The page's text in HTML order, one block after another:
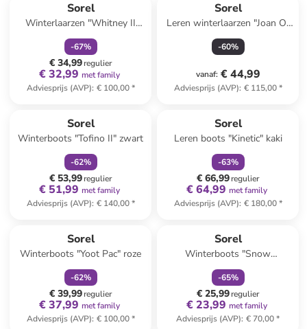
Sorel
Winterlaarzen "Whitney II
Puffy" roze
-67%
€ 34,99regulier
€ 32,99 met family
Adviesprijs (AVP): € 100,00*
Sorel
Leren winterlaarzen "Joan Of
Arctic" grijs
-60%
vanaf: € 44,99
Adviesprijs (AVP): € 115,00*
Sorel
Winterboots "Tofino II" zwart
-62%
€ 53,99regulier
€ 51,99 met family
Adviesprijs (AVP): € 140,00*
Sorel
Leren boots "Kinetic" kaki
-63%
€ 66,99regulier
€ 64,99 met family
Adviesprijs (AVP): € 180,00*
Sorel
Winterboots "Yoot Pac" roze
-62%
€ 39,99regulier
€ 37,99 met family
Adviesprijs (AVP): € 100,00*
Sorel
Winterboots "Snow
Commander" grijs/zwart
-65%
€ 25,99regulier
€ 23,99 met family
Adviesprijs (AVP): € 70,00*